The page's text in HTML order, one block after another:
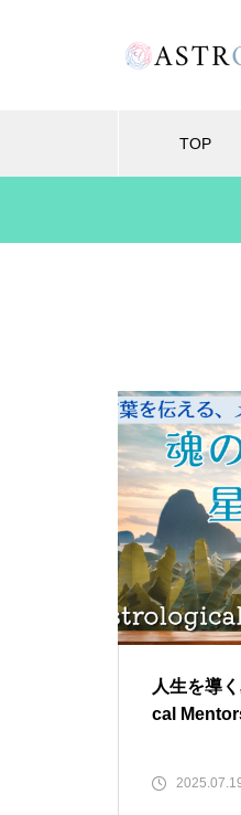
TOP
人生を導
cal